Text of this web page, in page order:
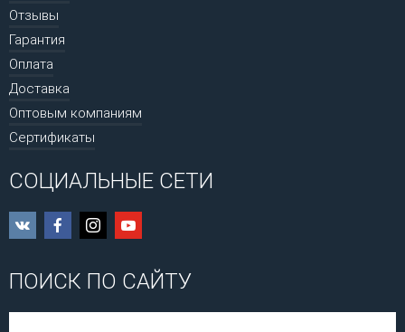
Отзывы
Гарантия
Оплата
Доставка
Оптовым компаниям
Сертификаты
СОЦИАЛЬНЫЕ СЕТИ
ПОИСК ПО САЙТУ